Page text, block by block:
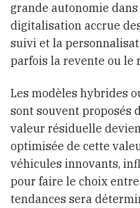
grande autonomie
digitalisation accrue
suivi et la
parfois la revente ou le
Les modèles hybrides
sont souvent proposés
valeur résiduelle
optimisée de cette
véhicules innovants,
pour faire le choix entre
tendances sera